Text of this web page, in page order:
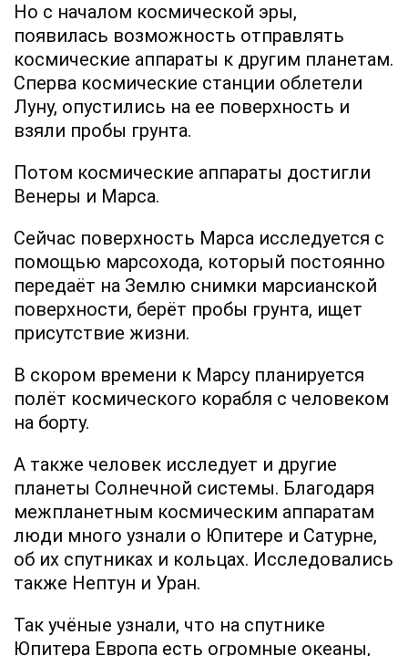
Но с началом космической эры,
появилась возможность отправлять
космические аппараты к другим планетам.
Сперва космические станции облетели
Луну, опустились на ее поверхность и
взяли пробы грунта.
Потом космические аппараты достигли
Венеры и Марса.
Сейчас поверхность Марса исследуется с
помощью марсохода, который постоянно
передаёт на Землю снимки марсианской
поверхности, берёт пробы грунта, ищет
присутствие жизни.
В скором времени к Марсу планируется
полёт космического корабля с человеком
на борту.
А также человек исследует и другие
планеты Солнечной системы. Благодаря
межпланетным космическим аппаратам
люди много узнали о Юпитере и Сатурне,
об их спутниках и кольцах. Исследовались
также Нептун и Уран.
Так учёные узнали, что на спутнике
Юпитера Европа есть огромные океаны,